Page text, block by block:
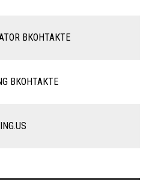
ВКОНТАКТЕ
ВКОНТАКТЕ